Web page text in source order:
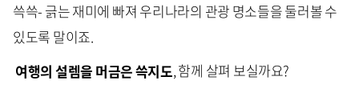
쓱쓱- 긁는 재미에 빠져 우리나라의 관광 명소들을 둘러볼 수
있도록 말이죠.
여행의 설렘을 머금은 쓱지도, 함께 살펴 보실까요?